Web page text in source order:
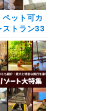
ム伊豆～グ
ライミュー
ペット可カ
ストラン33
OKの和菓
ッグラン付
ェまとめ｜
でかけレポ